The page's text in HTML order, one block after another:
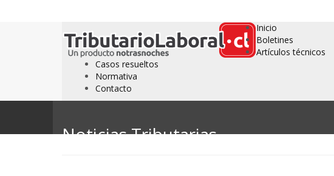
Inicio
Boletines
Artículos técnicos
Casos resueltos
Normativa
Contacto
Noticias Tributarias